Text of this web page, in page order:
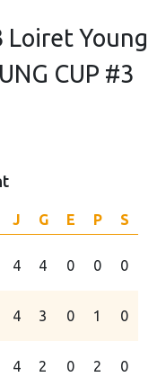
Loiret Young
CUP #3
J G E P S
4 4 0 0 0
4 3 0 1 0
4 2 0 2 0